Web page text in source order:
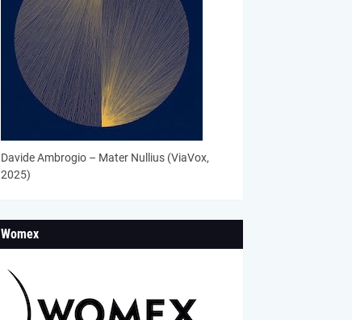
Davide Ambrogio – Mater Nullius (ViaVox,
2025)
Womex